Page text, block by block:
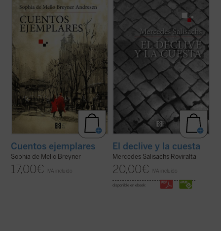
famosa poetisa Sophia de Mello Breyner
recibir el Prémio Camões, el más
importante galardón de la literatura en
lengua lusa-- que se publican por primera
(ver ficha)
Cuentos ejemplares
Sophia de Mello Breyner
17,00€ IVA incluido
Mercedes Salisachs,
El declive y la cuesta
es un relato directo y valiente en el que,
partiendo del episodio evangélico del buen
ladrón crucificado junto a Cristo, se narra
con gran hondura el ... (ver ficha)
El declive y la cuesta
Mercedes Salisachs Roviralta
20,00€ IVA incluido
disponible en ebook: